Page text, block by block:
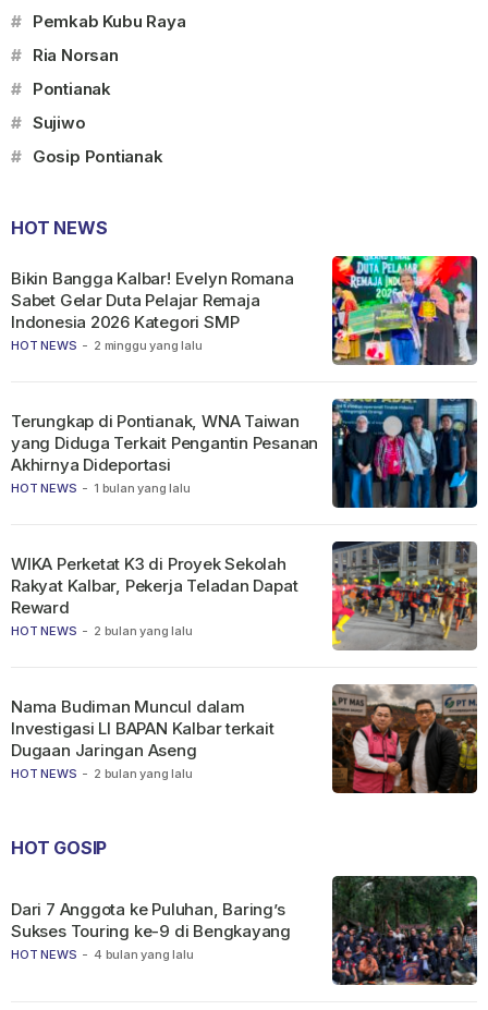
# Pemkab Kubu Raya
# Ria Norsan
# Pontianak
# Sujiwo
# Gosip Pontianak
HOT NEWS
HOT NEWS - 2 minggu yang lalu
Bikin Bangga Kalbar! Evelyn Romana
Sabet Gelar Duta Pelajar Remaja
Indonesia 2026 Kategori SMP
HOT NEWS - 1 bulan yang lalu
Terungkap di Pontianak, WNA Taiwan
yang Diduga Terkait Pengantin Pesanan
Akhirnya Dideportasi
HOT NEWS - 2 bulan yang lalu
WIKA Perketat K3 di Proyek Sekolah
Rakyat Kalbar, Pekerja Teladan Dapat
Reward
HOT NEWS - 2 bulan yang lalu
Nama Budiman Muncul dalam
Investigasi LI BAPAN Kalbar terkait
Dugaan Jaringan Aseng
HOT GOSIP
HOT NEWS - 4 bulan yang lalu
Dari 7 Anggota ke Puluhan, Baring’s
Sukses Touring ke-9 di Bengkayang